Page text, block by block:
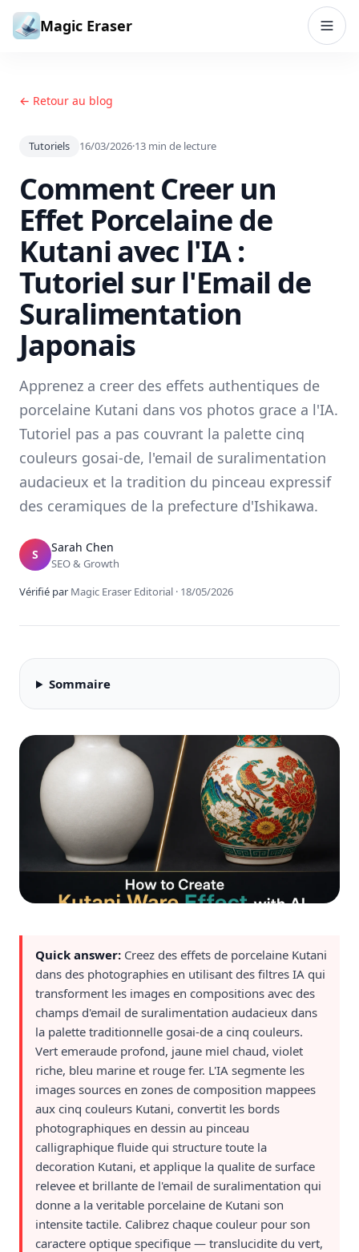
Aller au contenu
Magic Eraser
← Retour au blog
Tutoriels 16/03/2026·13 min de lecture
Comment Creer un
Effet Porcelaine de
Kutani avec l'IA :
Tutoriel sur l'Email de
Suralimentation
Japonais
Apprenez a creer des effets authentiques de
porcelaine Kutani dans vos photos grace a l'IA.
Tutoriel pas a pas couvrant la palette cinq
couleurs gosai-de, l'email de suralimentation
audacieux et la tradition du pinceau expressif
des ceramiques de la prefecture d'Ishikawa.
S Sarah Chen
SEO & Growth
Vérifié par Magic Eraser Editorial · 18/05/2026
Sommaire
Quick answer: Creez des effets de porcelaine Kutani
dans des photographies en utilisant des filtres IA qui
transforment les images en compositions avec des
champs d'email de suralimentation audacieux dans
la palette traditionnelle gosai-de a cinq couleurs.
Vert emeraude profond, jaune miel chaud, violet
riche, bleu marine et rouge fer. L'IA segmente les
images sources en zones de composition mappees
aux cinq couleurs Kutani, convertit les bords
photographiques en dessin au pinceau
calligraphique fluide qui structure toute la
decoration Kutani, et applique la qualite de surface
relevee et brillante de l'email de suralimentation qui
donne a la veritable porcelaine de Kutani son
intensite tactile. Calibrez chaque couleur pour son
caractere optique specifique — translucidite du vert,